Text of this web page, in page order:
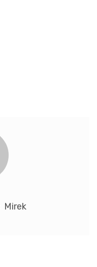
Mirek